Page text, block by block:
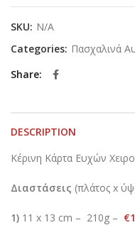
SKU: N/A
Categories: Πασχαλινά
Share
DESCRIPTION
Κέρινη Κάρτα Ευχών
Διαστάσεις (πλάτος x
1) 11 x 13 cm – 210g –